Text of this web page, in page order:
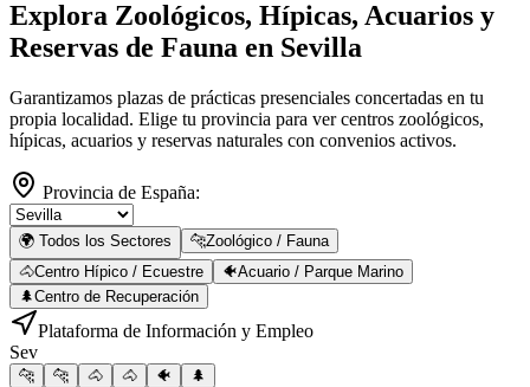
Explora Zoológicos, Hípicas, Acuarios y
Reservas de Fauna en Sevilla
Garantizamos plazas de prácticas presenciales concertadas en tu
propia localidad. Elige tu provincia para ver centros zoológicos,
hípicas, acuarios y reservas naturales con convenios activos.
Provincia de España:
🌍 Todos los Sectores 🐆Zoológico / Fauna
🐴Centro Hípico / Ecuestre 🐠Acuario / Parque Marino
🌲Centro de Recuperación
Plataforma de Información y Empleo
Sev
🐆 🐆 🐴 🐴 🐠 🌲